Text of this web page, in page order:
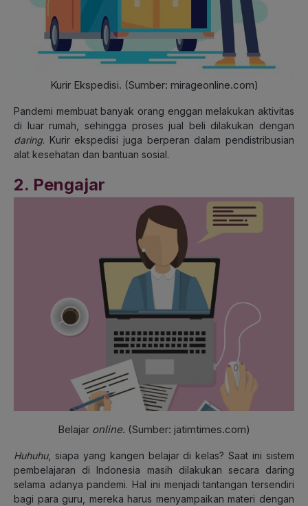
Kurir Ekspedisi. (Sumber: mirageonline.com)
Pandemi membuat banyak orang enggan melakukan aktivitas
di luar rumah, sehingga proses jual beli dilakukan dengan
daring. Kurir ekspedisi juga berperan dalam pendistribusian
alat kesehatan dan bantuan sosial.
2. Pengajar
Belajar online. (Sumber: jatimtimes.com)
Huhuhu, siapa yang kangen belajar di kelas? Saat ini sistem
pembelajaran di Indonesia masih dilakukan secara daring
selama adanya pandemi. Hal ini menjadi tantangan tersendiri
bagi para guru, mereka harus menyampaikan materi dengan